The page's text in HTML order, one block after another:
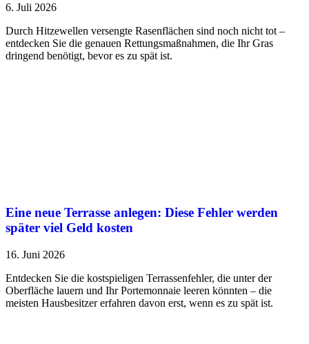
6. Juli 2026
Durch Hitzewellen versengte Rasenflächen sind noch nicht tot –
entdecken Sie die genauen Rettungsmaßnahmen, die Ihr Gras
dringend benötigt, bevor es zu spät ist.
Eine neue Terrasse anlegen: Diese Fehler werden
später viel Geld kosten
16. Juni 2026
Entdecken Sie die kostspieligen Terrassenfehler, die unter der
Oberfläche lauern und Ihr Portemonnaie leeren könnten – die
meisten Hausbesitzer erfahren davon erst, wenn es zu spät ist.